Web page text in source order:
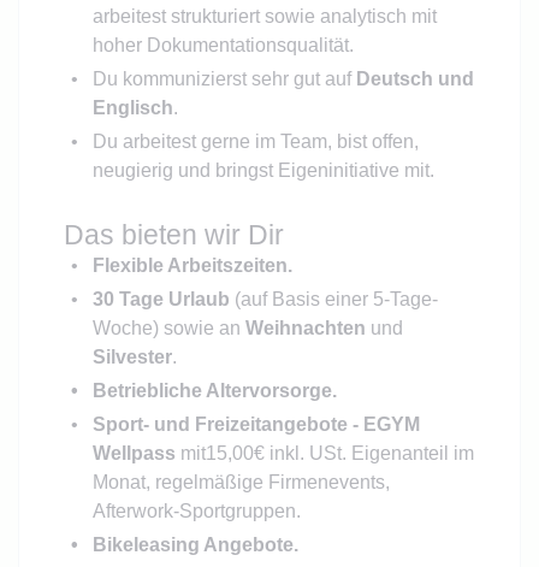
arbeitest strukturiert sowie analytisch mit
hoher Dokumentationsqualität.
Du kommunizierst sehr gut auf Deutsch und
Englisch.
Du arbeitest gerne im Team, bist offen,
neugierig und bringst Eigeninitiative mit.
Das bieten wir Dir
Flexible Arbeitszeiten.
30 Tage Urlaub (auf Basis einer 5-Tage-
Woche) sowie an Weihnachten und
Silvester.
Betriebliche Altervorsorge.
Sport- und Freizeitangebote - EGYM
Wellpass mit15,00€ inkl. USt. Eigenanteil im
Monat, regelmäßige Firmenevents,
Afterwork-Sportgruppen.
Bikeleasing Angebote.